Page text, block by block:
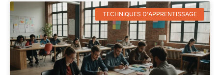
TECHNIQUES D'APPRENTISSAGE